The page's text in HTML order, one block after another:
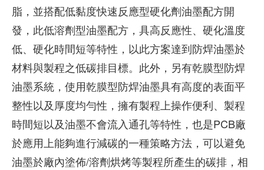
脂，並搭配低黏度快速反應型硬化劑油墨配方開
發，此低溶劑型油墨配方，具高反應性、硬化溫度
低、硬化時間短等特性，以此方案達到防焊油墨於
材料與製程之低碳排目標。此外，另有乾膜型防焊
油墨系統，使用乾膜型防焊油墨具有高度的表面平
整性以及厚度均勻性，擁有製程上操作便利、製程
時間短以及油墨不會流入通孔等特性，也是PCB廠
於應用上能夠進行減碳的一種策略方法，可以避免
油墨於廠內塗佈/溶劑烘烤等製程所產生的碳排，相